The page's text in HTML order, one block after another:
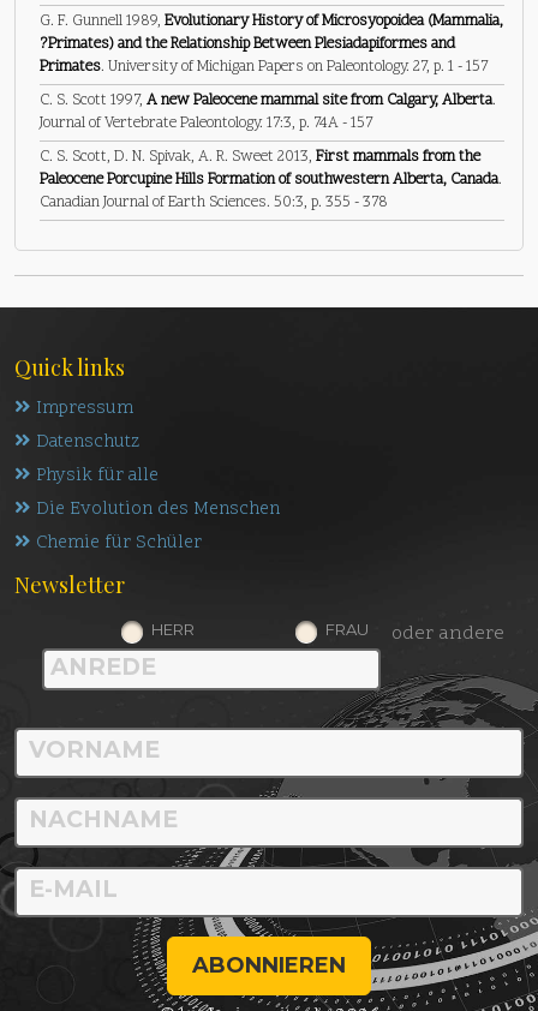
G. F. Gunnell 1989, Evolutionary History of Microsyopoidea (Mammalia,
?Primates) and the Relationship Between Plesiadapiformes and
Primates. University of Michigan Papers on Paleontology. 27, p. 1 - 157
C. S. Scott 1997, A new Paleocene mammal site from Calgary, Alberta.
Journal of Vertebrate Paleontology. 17:3, p. 74A - 157
C. S. Scott, D. N. Spivak, A. R. Sweet 2013, First mammals from the
Paleocene Porcupine Hills Formation of southwestern Alberta, Canada.
Canadian Journal of Earth Sciences. 50:3, p. 355 - 378
Quick links
Impressum
Datenschutz
Physik für alle
Die Evolution des Menschen
Chemie für Schüler
Newsletter
HERR FRAU oder andere
ABONNIEREN